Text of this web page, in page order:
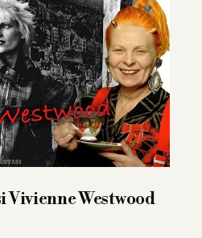
Vivienne Westwood